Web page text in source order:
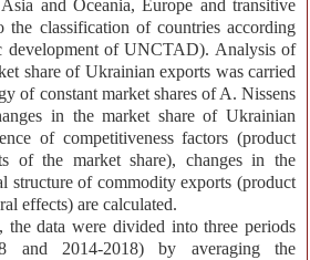
and Oceania, Europe and transitive
the classification of countries according
development of UNCTAD). Analysis of
share of Ukrainian exports was carried
of constant market shares of A. Nissens
in the market share of Ukrainian
of competitiveness factors (product
of the market share), changes in the
structure of commodity exports (product
effects) are calculated.
the data were divided into three periods
and 2014-2018) by averaging the